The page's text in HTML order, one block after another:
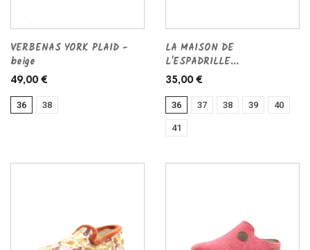
VERBENAS YORK PLAID -
beige
49,00 €
36 38
LA MAISON DE
L'ESPADRILLE...
35,00 €
36 37 38 39 40
41